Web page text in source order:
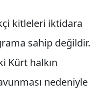
kitleleri iktidara
sahip değildir.
Kürt halkın
nedeniyle